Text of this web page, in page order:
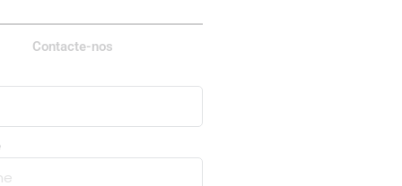
Contacte-nos